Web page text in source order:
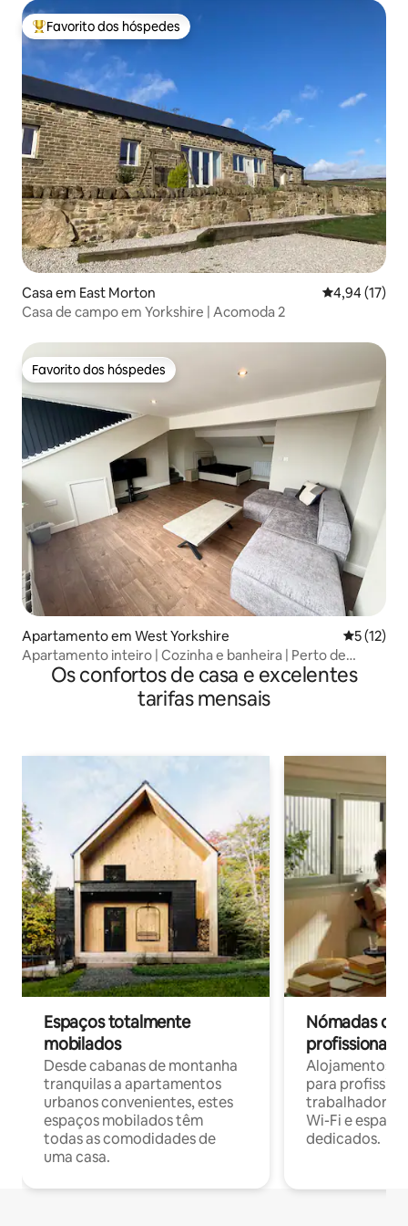
Favoritos dos hóspedes mais apreciados
Favorito dos hóspedes
Casa em East Morton Classificação
4,94 (17)
Casa de campo em Yorkshire | Acomoda 2
Favorito dos hóspedes
Favorito dos hóspedes
Apartamento em West Yorkshire
5 (12)
Apartamento inteiro | Cozinha e banheira | Perto de
HaworthOs confortos de casa e excelentes
tarifas mensais
Espaços totalmente
mobilados
Desde cabanas de montanha
tranquilas a apartamentos
urbanos convenientes, estes
espaços mobilados têm
todas as comodidades de
uma casa.
Nómadas
profissionais
Alojamentos
para
trabalhadores
Wi-Fi e
dedicados.